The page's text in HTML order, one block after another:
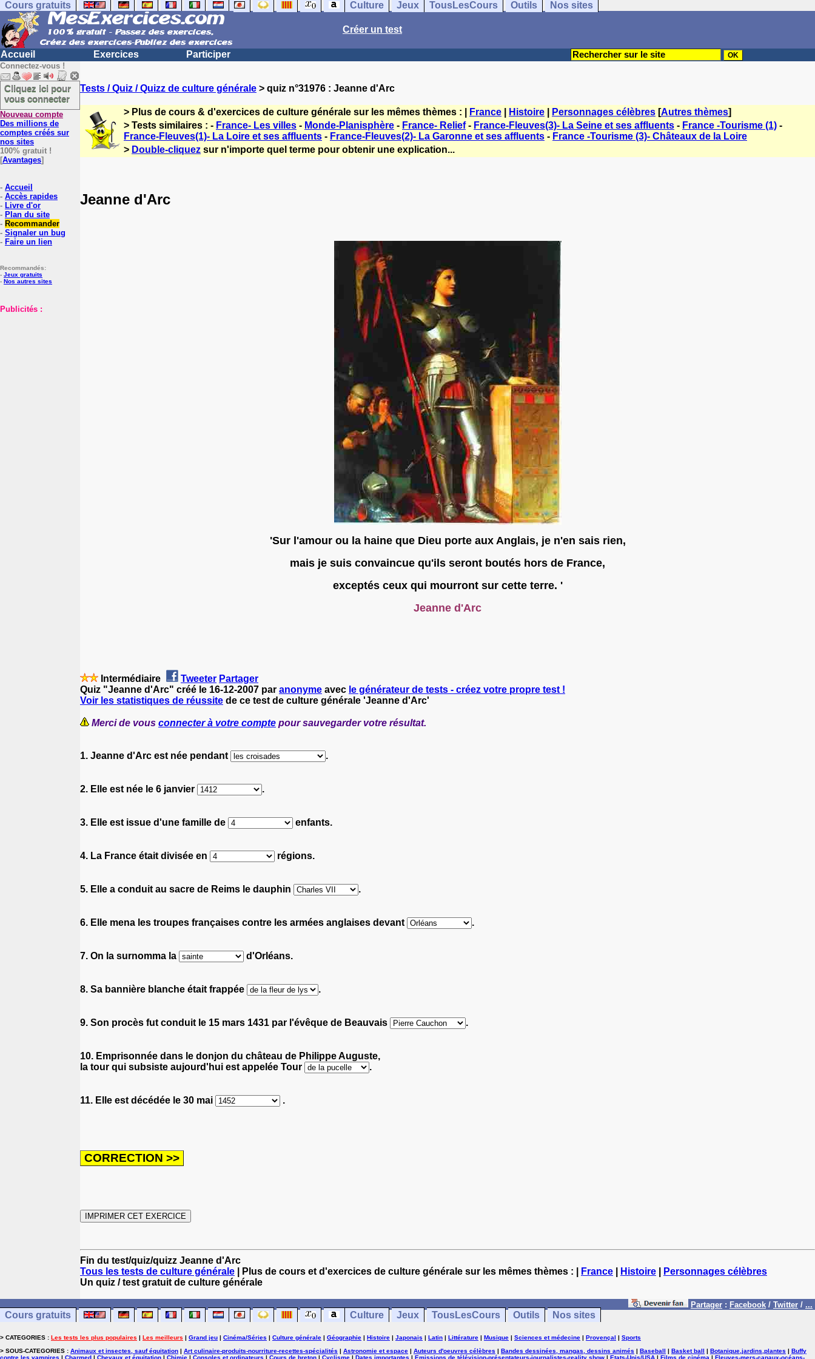
Cours gratuits Culture Jeux TousLesCours Outils Nos sites
Créer un test
Accueil Exercices Participer
Connectez-vous !
Cliquez ici pour
vous connecter
Nouveau compte
Des millions de
comptes créés sur
nos sites
100% gratuit !
[Avantages]
- Accueil
- Accès rapides
- Livre d'or
- Plan du site
- Recommander
- Signaler un bug
- Faire un lien
Recommandés:
- Jeux gratuits
- Nos autres sites
Publicités :
Tests / Quiz / Quizz de culture générale > quiz n°31976 : Jeanne d'Arc
> Plus de cours & d'exercices de culture générale sur les mêmes thèmes : | France Histoire Personnages célèbres [Autres thèmes]
> Tests similaires : - France- Les villes - Monde-Planisphère - France- Relief- France-Fleuves(3)- La Seine et ses affluents - France -Tourisme (1) -
France-Fleuves(1)- La Loire et ses affluents - France-Fleuves(2)- La Garonne et ses affluents - France -Tourisme (3)- Châteaux de la Loire
> Double-cliquez sur n'importe quel terme pour obtenir une explication...
Jeanne d'Arc
'Sur l'amour ou la haine que Dieu porte aux Anglais, je n'en sais rien,
mais je suis convaincue qu'ils seront boutés hors de France,
exceptés ceux qui mourront sur cette terre. '
Jeanne d'Arc
Intermédiaire Tweeter Partager
Quiz "Jeanne d'Arc" créé le 16-12-2007 par anonyme avec le générateur de tests - créez votre propre test !
Voir les statistiques de réussite de ce test de culture générale 'Jeanne d'Arc'
Merci de vous connecter à votre compte pour sauvegarder votre résultat.
1. Jeanne d'Arc est née pendant .
2. Elle est née le 6 janvier .
3. Elle est issue d'une famille de enfants.
4. La France était divisée en régions.
5. Elle a conduit au sacre de Reims le dauphin .
6. Elle mena les troupes françaises contre les armées anglaises devant .
7. On la surnomma la d'Orléans.
8. Sa bannière blanche était frappée .
9. Son procès fut conduit le 15 mars 1431 par l'évêque de Beauvais .
10. Emprisonnée dans le donjon du château de Philippe Auguste,
la tour qui subsiste aujourd'hui est appelée Tour
.
11. Elle est décédée le 30 mai .
Fin du test/quiz/quizz Jeanne d'Arc
Tous les tests de culture générale | Plus de cours et d'exercices de culture générale sur les mêmes thèmes : | France Histoire
Personnages célèbres
Un quiz / test gratuit de culture générale
Partager : Facebook / Twitter / ...
Cours gratuits Culture Jeux TousLesCours Outils Nos sites
> CATEGORIES : Les tests les plus populaires | Les meilleurs | Grand jeu | Cinéma/Séries | Culture générale | Géographie | Histoire | Japonais | Latin | Littérature | Musique | Sciences et médecine | Provençal | Sports
> SOUS-CATEGORIES : Animaux et insectes, sauf équitation | Art culinaire-produits-nourriture-recettes-spécialités | Astronomie et espace | Auteurs d'oeuvres célèbres | Bandes dessinées, mangas, dessins animés | Baseball | Basket ball | Botanique,jardins,plantes | Buffy
contre les vampires | Charmed | Chevaux et équitation | Chimie | Consoles et ordinateurs | Cours de breton | Cyclisme | Dates importantes | Emissions de télévision-présentateurs-journalistes-reality show | Etats-Unis/USA | Films de cinéma | Fleuves-mers-canaux-océans-